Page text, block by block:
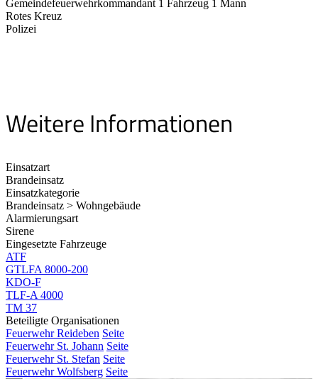
Gemeindefeuerwehrkommandant 1 Fahrzeug 1 Mann
Rotes Kreuz
Polizei
Weitere Informationen
Einsatzart
Brandeinsatz
Einsatzkategorie
Brandeinsatz > Wohngebäude
Alarmierungsart
Sirene
Eingesetzte Fahrzeuge
ATF
GTLFA 8000-200
KDO-F
TLF-A 4000
TM 37
Beteiligte Organisationen
Feuerwehr Reideben Seite
Feuerwehr St. Johann Seite
Feuerwehr St. Stefan Seite
Feuerwehr Wolfsberg Seite